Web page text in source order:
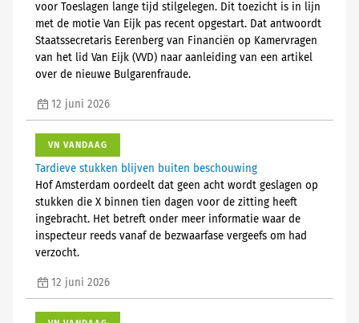
voor Toeslagen lange tijd stilgelegen. Dit toezicht is in lijn
met de motie Van Eijk pas recent opgestart. Dat antwoordt
Staatssecretaris Eerenberg van Financiën op Kamervragen
van het lid Van Eijk (VVD) naar aanleiding van een artikel
over de nieuwe Bulgarenfraude.
12 juni 2026
VN VANDAAG
Tardieve stukken blijven buiten beschouwing
Hof Amsterdam oordeelt dat geen acht wordt geslagen op
stukken die X binnen tien dagen voor de zitting heeft
ingebracht. Het betreft onder meer informatie waar de
inspecteur reeds vanaf de bezwaarfase vergeefs om had
verzocht.
12 juni 2026